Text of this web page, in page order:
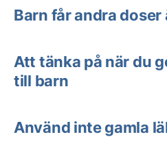
Barn får andra doser
Att tänka på när du
till barn
Använd inte gamla